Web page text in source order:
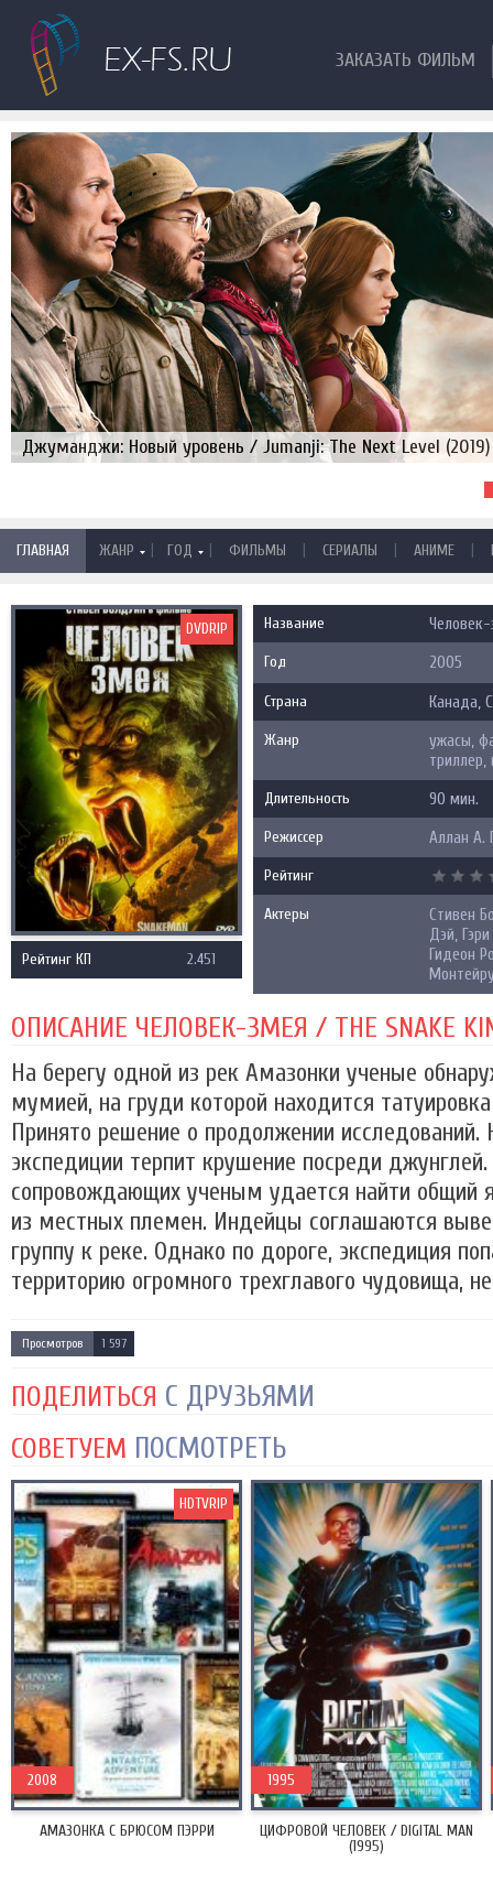
ЗАКАЗАТЬ ФИЛЬМ
Джуманджи: Новый уровень / Jumanji: The Next Level (2019)
ГЛАВНАЯ ЖАНР | ГОД | ФИЛЬМЫ | СЕРИАЛЫ | АНИМЕ |
DVDRIP
Рейтинг КП 2.451
Название
Год 2005
Страна Канада,
Жанр
ужасы,
Длительность 90 мин.
Режиссер Аллан А.
Рейтинг
Актеры
Стивен
Дэй,
Гидеон
ОПИСАНИЕ ЧЕЛОВЕК-ЗМЕЯ / THE SNAKE
На берегу одной из рек Амазонки ученые
мумией, на груди которой находится
Принято решение о продолжении исследований.
экспедиции терпит крушение посреди
сопровождающих ученым удается найти общий
из местных племен. Индейцы соглашаются
группу к реке. Однако по дороге, экспедиция
территорию огромного трехглавого чудовища,
Просмотров 1 597
ПОДЕЛИТЬСЯ С ДРУЗЬЯМИ
СОВЕТУЕМ ПОСМОТРЕТЬ
АМАЗОНКА С БРЮСОМ ПЭРРИ
2008
HDTVRIP
ЦИФРОВОЙ ЧЕЛОВЕК / DIGITAL MAN
(1995)
1995